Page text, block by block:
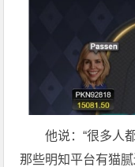
他说：“很多人
那些明知平台有猫